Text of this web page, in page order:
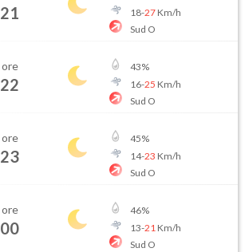
21
18-27Km/h
Sud O
ore
22
43%
16-25 Km/h
Sud O
ore
23
45%
14-23 Km/h
Sud O
ore
00
46%
13-21 Km/h
Sud O